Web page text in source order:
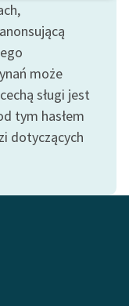
może
sługi jest
tym hasłem
dotyczących